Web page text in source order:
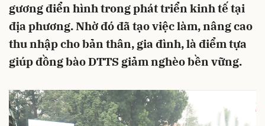
gương điển hình trong phát triển kinh tế tại
địa phương. Nhờ đó đã tạo việc làm, nâng cao
thu nhập cho bản thân, gia đình, là điểm tựa
giúp đồng bào DTTS giảm nghèo bền vững.